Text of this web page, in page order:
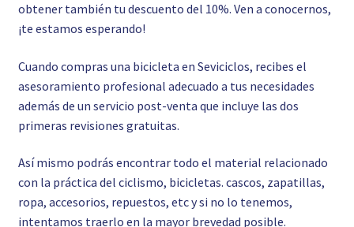
obtener también tu descuento del 10%. Ven a conocernos,
¡te estamos esperando!
Cuando compras una bicicleta en Seviciclos, recibes el
asesoramiento profesional adecuado a tus necesidades
además de un servicio post-venta que incluye las dos
primeras revisiones gratuitas.
Así mismo podrás encontrar todo el material relacionado
con la práctica del ciclismo, bicicletas. cascos, zapatillas,
ropa, accesorios, repuestos, etc y si no lo tenemos,
intentamos traerlo en la mayor brevedad posible.